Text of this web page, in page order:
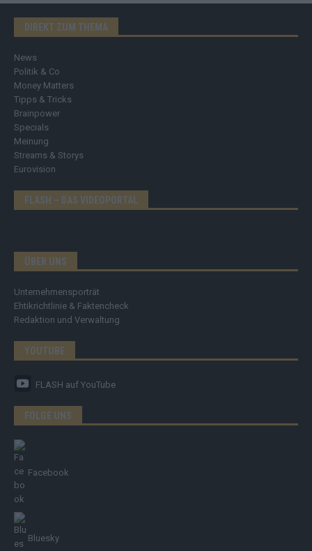
DIREKT ZUM THEMA
News
Politik & Co
Money Matters
Tipps & Tricks
Brainpower
Specials
Meinung
Streams & Storys
Eurovision
FLASH – DAS VIDEOPORTAL
ÜBER UNS
Unternehmensporträt
Ehtikrichtlinie & Faktencheck
Redaktion und Verwaltung
YOUTUBE
FLASH auf YouTube
FOLGE UNS
Facebook
Bluesky